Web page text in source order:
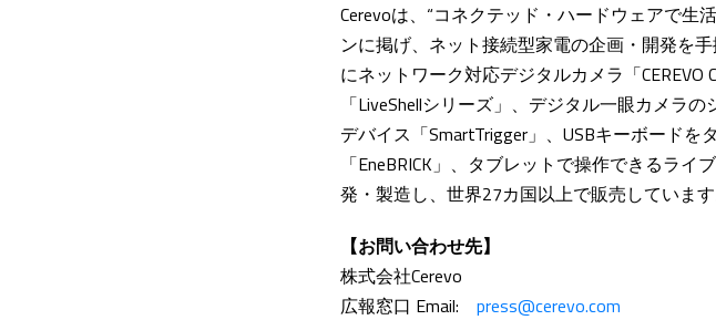
Cerevoは、“コネクテッド・ハードウェアで
ンに掲げ、ネット接続型家電の企画・開発を
にネットワーク対応デジタルカメラ「
「LiveShellシリーズ」、デジタル一眼カメラ
デバイス「SmartTrigger」、USBキーボード
「EneBRICK」、タブレットで操作できるラ
発・製造し、世界27カ国以上で販売しています
【お問い合わせ先】
株式会社Cerevo
広報窓口 Email: press@cerevo.com